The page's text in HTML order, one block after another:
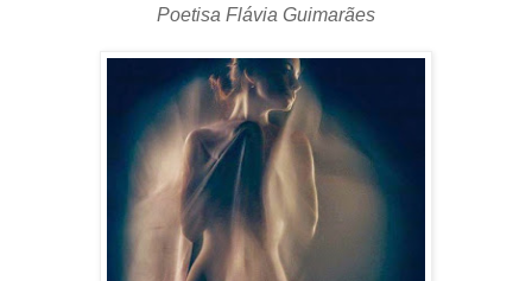
Poetisa Flávia Guimarães